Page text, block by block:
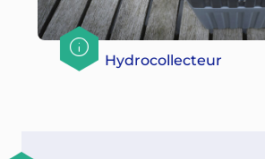
Hydrocollecteur